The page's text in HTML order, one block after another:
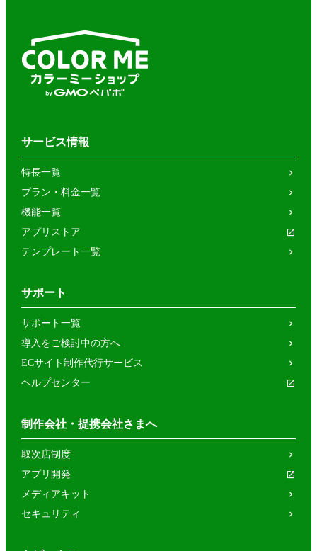
サービス情報
特長一覧
プラン・料金一覧
機能一覧
アプリストア
テンプレート一覧
サポート
サポート一覧
導入をご検討中の方へ
ECサイト制作代行サービス
ヘルプセンター
制作会社・提携会社さまへ
取次店制度
アプリ開発
メディアキット
セキュリティ